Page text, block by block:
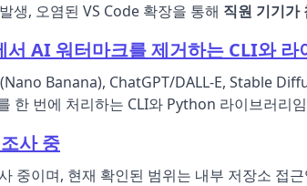
생, 오염된 VS Code 확장을 통해 직원 기기가
AI 워터마크를 제거하는 CLI와 라
Banana), ChatGPT/DALL-E, Stable
한 번에 처리하는 CLI와 Python 라이브러리임
사 중
중이며, 현재 확인된 범위는 내부 저장소 접근